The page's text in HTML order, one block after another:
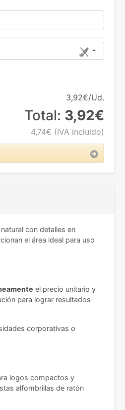
3,92€/Ud.
Total: 3,92€
4,74€ (IVA incluido)
con detalles en
el área ideal para uso
el precio unitario y
para lograr resultados
corporativas o
logos compactos y
alfombrillas de ratón